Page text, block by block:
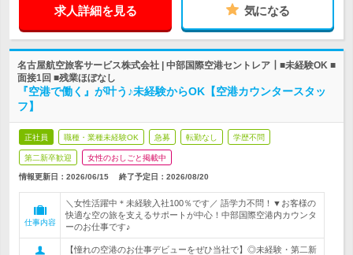
求人詳細を見る 気になる
名古屋航空旅客サービス株式会社 | 中部国際空港セントレア┃■未経験OK ■
面接1回 ■残業ほぼなし
『空港で働く』が叶う♪未経験からOK【空港カウンタースタッ
フ】
正社員 職種・業種未経験OK 急募 転勤なし 学歴不問
第二新卒歓迎 女性のおしごと掲載中
情報更新日：2026/06/15 終了予定日： 2026/08/20
仕事内容
＼女性活躍中＊未経験入社100％です／ 語学力不問！▼お客様の
快適な空の旅を支えるサポートが中心！中部国際空港内カウンタ
ーのお仕事です♪
【憧れの空港のお仕事デビューをぜひ当社で】◎未経験・第二新